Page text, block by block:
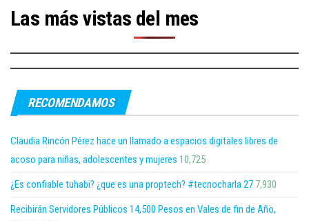
Las más vistas del mes
RECOMENDAMOS
Claudia Rincón Pérez hace un llamado a espacios digitales libres de
acoso para niñas, adolescentes y mujeres 10,725
¿Es confiable tuhabi? ¿que es una proptech? #tecnocharla 27 7,930
Recibirán Servidores Públicos 14,500 Pesos en Vales de fin de Año,